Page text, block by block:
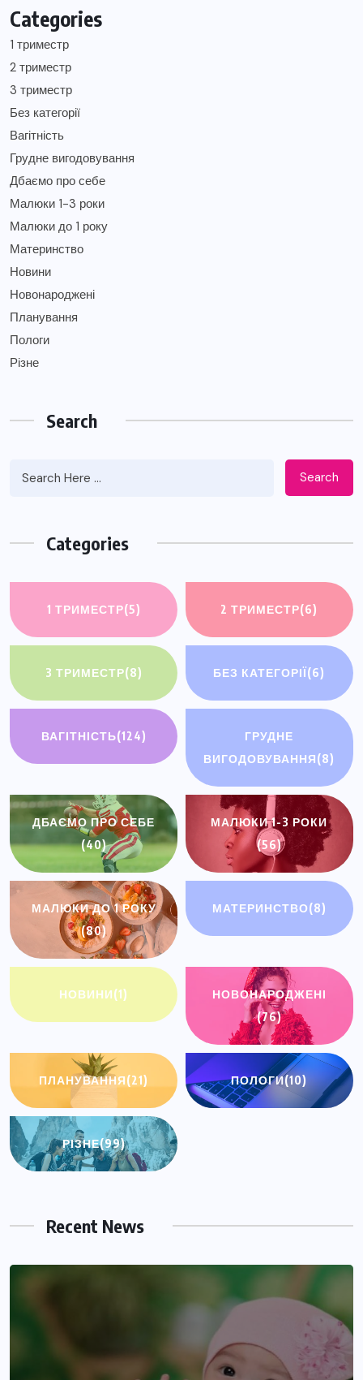
Categories
1 триместр
2 триместр
3 триместр
Без категорії
Вагітність
Грудне вигодовування
Дбаємо про себе
Малюки 1-3 роки
Малюки до 1 року
Материнство
Новини
Новонароджені
Планування
Пологи
Різне
Search
Search
Categories
1 ТРИМЕСТР(5) 2 ТРИМЕСТР(6)
3 ТРИМЕСТР(8) БЕЗ КАТЕГОРІЇ(6)
ВАГІТНІСТЬ(124)
ГРУДНЕ
ВИГОДОВУВАННЯ(8)
ДБАЄМО ПРО СЕБЕ
(40)
МАЛЮКИ 1-3 РОКИ
(56)
МАЛЮКИ ДО 1 РОКУ
(80)
МАТЕРИНСТВО(8)
НОВИНИ(1)
НОВОНАРОДЖЕНІ
(76)
ПЛАНУВАННЯ(21) ПОЛОГИ(10)
РІЗНЕ(99)
Recent News